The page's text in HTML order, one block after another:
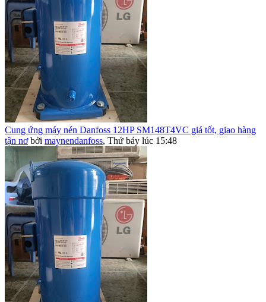
Cung ứng máy nén Danfoss 12HP SM148T4VC giá tốt, giao hàng
tận nơ bởi maynendanfoss, Thứ bảy lúc 15:48